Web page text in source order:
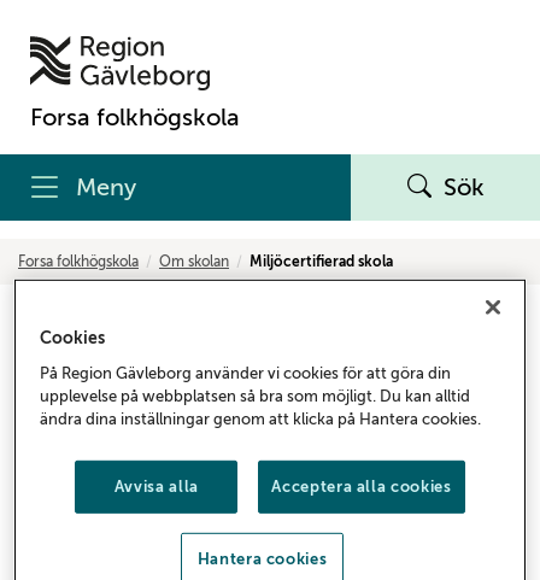
Forsa folkhögskola
Meny Sök
Forsa folkhögskola Om skolan Miljöcertifierad skola
Miljöcertifierad skola
Gröna kontorsrutiner
Sedan våren 2008 är Forsa folkhögskola miljöcertifierad
Cookies
På Region Gävleborg använder vi cookies för att göra din
upplevelse på webbplatsen så bra som möjligt. Du kan alltid
ändra dina inställningar genom att klicka på Hantera cookies.
Avvisa alla Acceptera alla cookies
Hantera cookies